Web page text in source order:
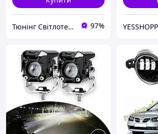
Тюнінг Світлотехніка Інтернет-Магазин 97%